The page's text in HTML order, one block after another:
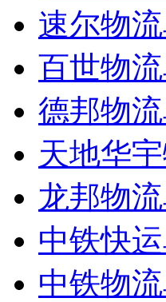
速尔物
百世物
德邦物
天地华
龙邦物
中铁快
中铁物